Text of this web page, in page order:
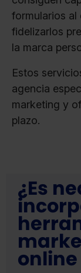
formularios
fidelizarlos
la marca
Estos
agencia
marketing y
plazo.
¿Es